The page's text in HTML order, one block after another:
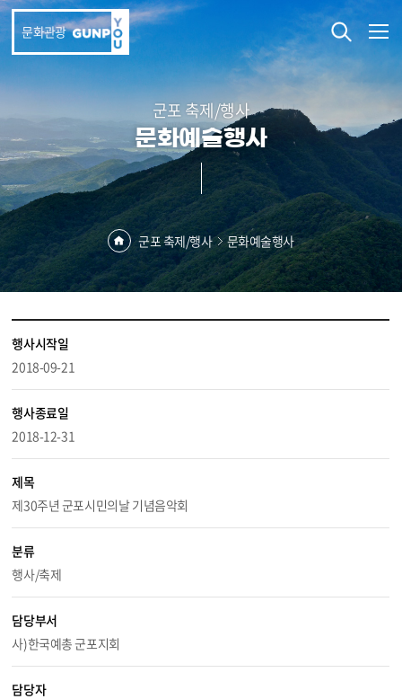
본문 바로가기
문화관광
군포 축제/행사
문화예술행사
군포 축제/행사 문화예술행사
행사시작일
2018-09-21
행사종료일
2018-12-31
제목
제30주년 군포시민의날 기념음악회
분류
행사/축제
담당부서
사)한국예총 군포지회
담당자